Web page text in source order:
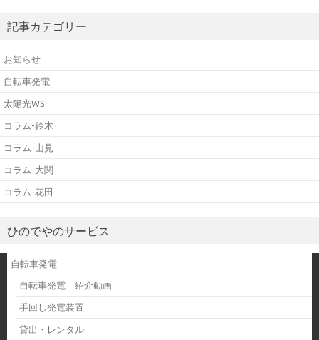
記事カテゴリー
お知らせ
自転車発電
太陽光WS
コラム-鈴木
コラム-山見
コラム-大関
コラム-花田
ひのでやのサービス
自転車発電
自転車発電 紹介動画
手回し発電装置
貸出・レンタル